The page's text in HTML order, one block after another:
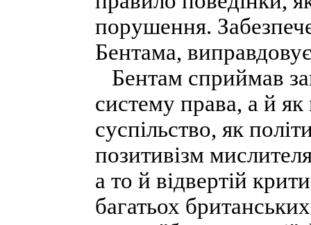
порушення.
Бентама,
Бентам сприймав
систему права, а й як
суспільство, як
позитивізм
а то й відвертій
багатьох